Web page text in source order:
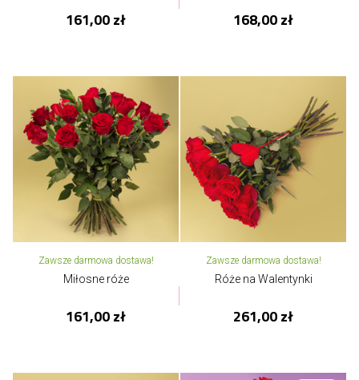
161,00 zł 168,00 zł
Zawsze darmowa dostawa!
Miłosne róże
161,00 zł
Zawsze darmowa dostawa!
Róże na Walentynki
261,00 zł